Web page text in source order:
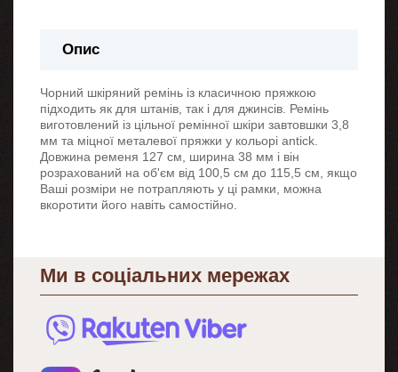
Опис
Чорний шкіряний ремінь із класичною пряжкою
підходить як для штанів, так і для джинсів. Ремінь
виготовлений із цільної ремінної шкіри завтовшки 3,8
мм та міцної металевої пряжки у кольорі antick.
Довжина ременя 127 см, ширина 38 мм і він
розрахований на об'єм від 100,5 см до 115,5 см, якщо
Ваші розміри не потрапляють у ці рамки, можна
вкоротити його навіть самостійно.
Ми в соціальних мережах